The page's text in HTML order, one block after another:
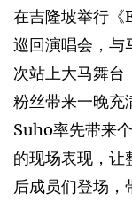
在吉隆坡举行
巡回演唱会，
次站上大马舞台
粉丝带来一晚充
Suho率先带来
的现场表现，让
后成员们登场